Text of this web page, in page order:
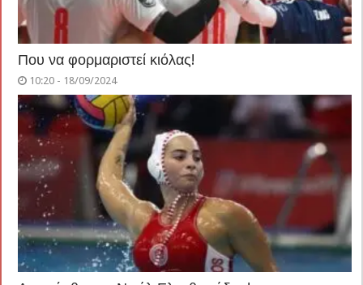
Που να φορμαριστεί κιόλας!
10:20 - 18/09/2024